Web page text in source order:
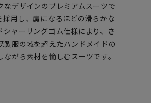
デザインのプレミアムスーツで
用し、虜になるほどの滑らかな
ャーリングゴム仕様により、さ
服の域を超えたハンドメイドの
がら素材を愉しむスーツです。